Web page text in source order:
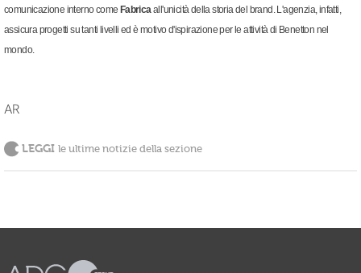
comunicazione interno come Fabricaall'unicità della storia del brand. L'agenzia, infatti,
assicura progetti su tanti livelli ed è motivo d'ispirazione per le attività di Benetton nel
mondo.
AR
LEGGI le ultime notizie della sezione